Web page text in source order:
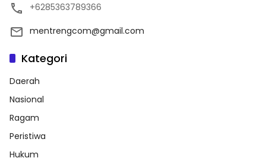
+6285363789366
mentrengcom@gmail.com
Kategori
Daerah
Nasional
Ragam
Peristiwa
Hukum